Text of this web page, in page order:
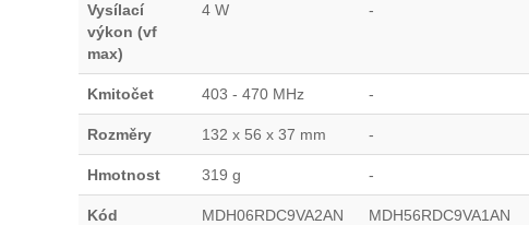
Vysílací
výkon (vf
max)
4 W -
Kmitočet 403 - 470 MHz -
Rozměry 132 x 56 x 37 mm -
Hmotnost 319 g -
Kód
MDH06RDC9VA2AN MDH56RDC9VA1AN